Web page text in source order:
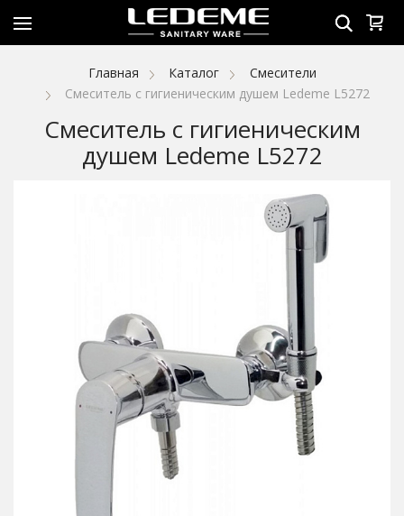
Главная Каталог
Смесители
Смеситель с гигиеническим душем Ledeme L5272
Смеситель с гигиеническим
душем Ledeme L5272